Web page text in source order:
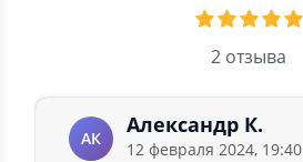
2 отзыва
АК
Александр К.
12 февраля 2024, 19:40